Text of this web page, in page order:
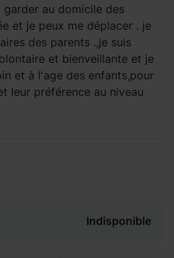
garder au domicile des
et je peux me déplacer . je
des parents .,je suis
et bienveillante et je
et à l'age des enfants,pour
leur préférence au niveau
Indisponible